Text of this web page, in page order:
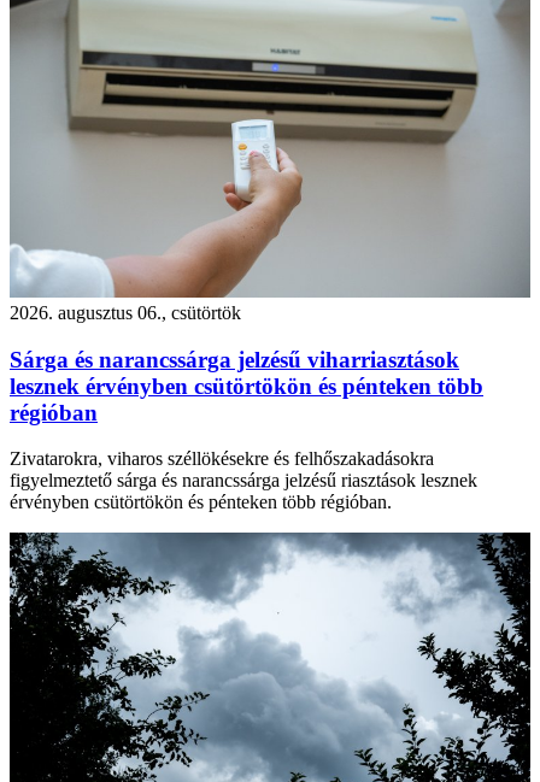
2026. augusztus 06., csütörtök
Sárga és narancssárga jelzésű viharriasztások
lesznek érvényben csütörtökön és pénteken több
régióban
Zivatarokra, viharos széllökésekre és felhőszakadásokra
figyelmeztető sárga és narancssárga jelzésű riasztások lesznek
érvényben csütörtökön és pénteken több régióban.